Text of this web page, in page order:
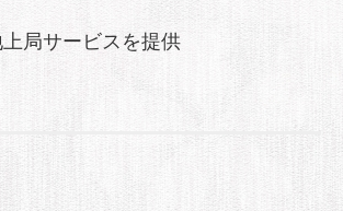
局サービスを提供